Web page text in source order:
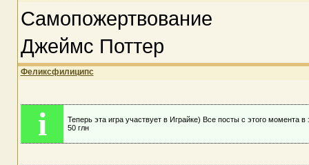
Самопожертвование
Джеймс Поттер
Феликсфилиципс
i
Теперь эта игра участвует в Играйке) Все посты с этого момента
50 глн